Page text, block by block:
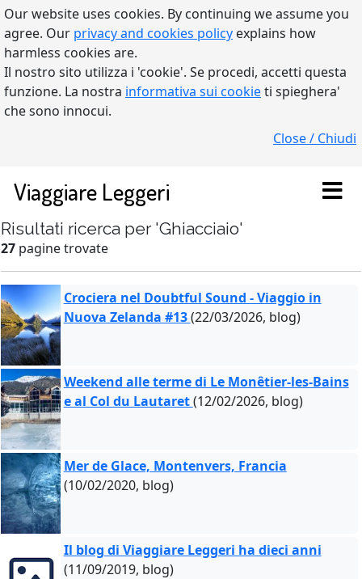
Our website uses cookies. By continuing we assume you
agree. Our privacy and cookies policy explains how
harmless cookies are.
Il nostro sito utilizza i 'cookie'. Se procedi, accetti questa
funzione. La nostra informativa sui cookieti spieghera'
che sono innocui.
Close / Chiudi
Viaggiare Leggeri
Risultati ricerca per 'Ghiacciaio'
27 pagine trovate
Crociera nel Doubtful Sound - Viaggio in
Nuova Zelanda #13(22/03/2026, blog)
Weekend alle terme di Le Monêtier-les-Bains
e al Col du Lautaret(12/02/2026, blog)
Mer de Glace, Montenvers, Francia
(10/02/2020, blog)
Il blog di Viaggiare Leggeri ha dieci anni
(11/09/2019, blog)